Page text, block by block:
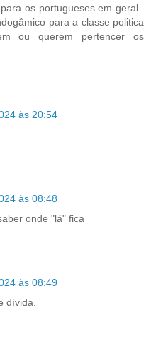
os portugueses em geral.
para a classe politica
ou querem pertencer os
às 20:54
às 08:48
onde "lá" fica
às 08:49
dívida.